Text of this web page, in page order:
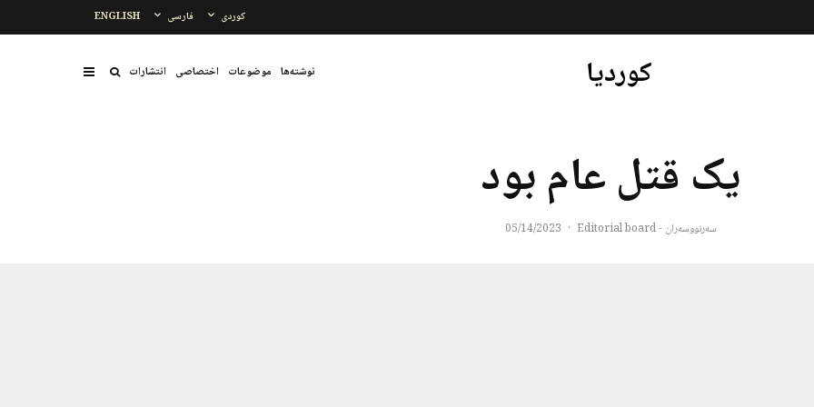
ENGLISH فارسی کوردی
کوردیا نوشتەها موضوعات اختصاصی انتشارات
یک قتل عام بود
سەرنووسەران - Editorial board ·
05/14/2023